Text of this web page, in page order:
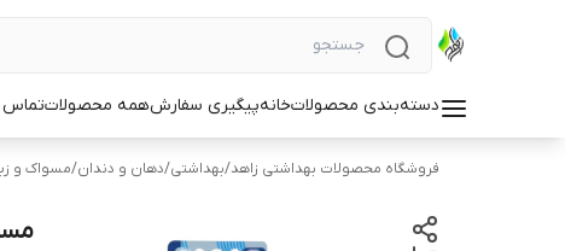
دسته‌بندی محصولاتخانهپیگیری سفارشهمه محصولاتتماس
فروشگاه محصولات بهداشتی زاهد/بهداشتی/دهان و دندان/مسواک و